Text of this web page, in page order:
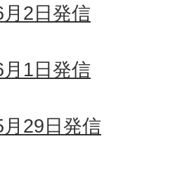
2日発信
1日発信
29日発信